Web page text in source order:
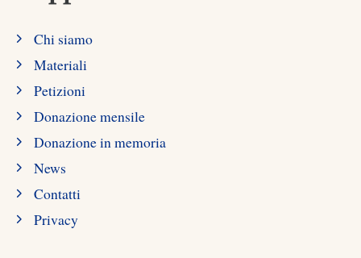
Chi siamo
Materiali
Petizioni
Donazione mensile
Donazione in memoria
News
Contatti
Privacy